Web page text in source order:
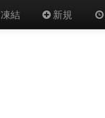
凍結 新規